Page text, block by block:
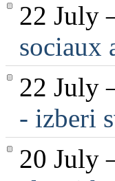
22 July
sociaux
22 July
- izberi
20 July